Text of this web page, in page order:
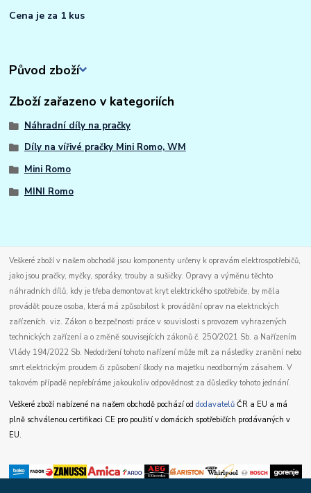
Cena je za 1 kus
Původ zboží
Zboží zařazeno v kategoriích
Náhradní díly na pračky
Díly na vířivé pračky Mini Romo, WM
Mini Romo
MINI Romo
Veškeré zboží v našem obchodě jsou komponenty určeny k opravám elektrospotřebičů,
jako jsou pračky, myčky, sporáky, trouby a sušičky. Opravy a výměnu těchto
náhradních dílů, kdy je třeba demontovat kryt elektrického spotřebiče, by měla
provádět pouze osoba, která má způsobilost k provádění oprav na elektrických
zařízeních. viz. Zákon o bezpečnosti práce v souvislosti s provozem vyhrazených
technických zařízení a o změně souvisejících zákonů č. 250/2021 Sb. a Nařízením
Vlády 194/2022 Sb. Nedodržení tohoto nařízení může mít za následky zranění nebo
smrt elektrickým proudem či způsobení škody na majetku neodborným zásahem. V
takovém případě nepřebíráme jakoukoliv odpovědnost za důsledky tohoto jednání.
Veškeré zboží nabízené na našem obchodě pochází oddodavatelů ČR a EU a má
plně schválenou certifikaci CE pro použití v domácích spotřebičích prodávaných v
EU.